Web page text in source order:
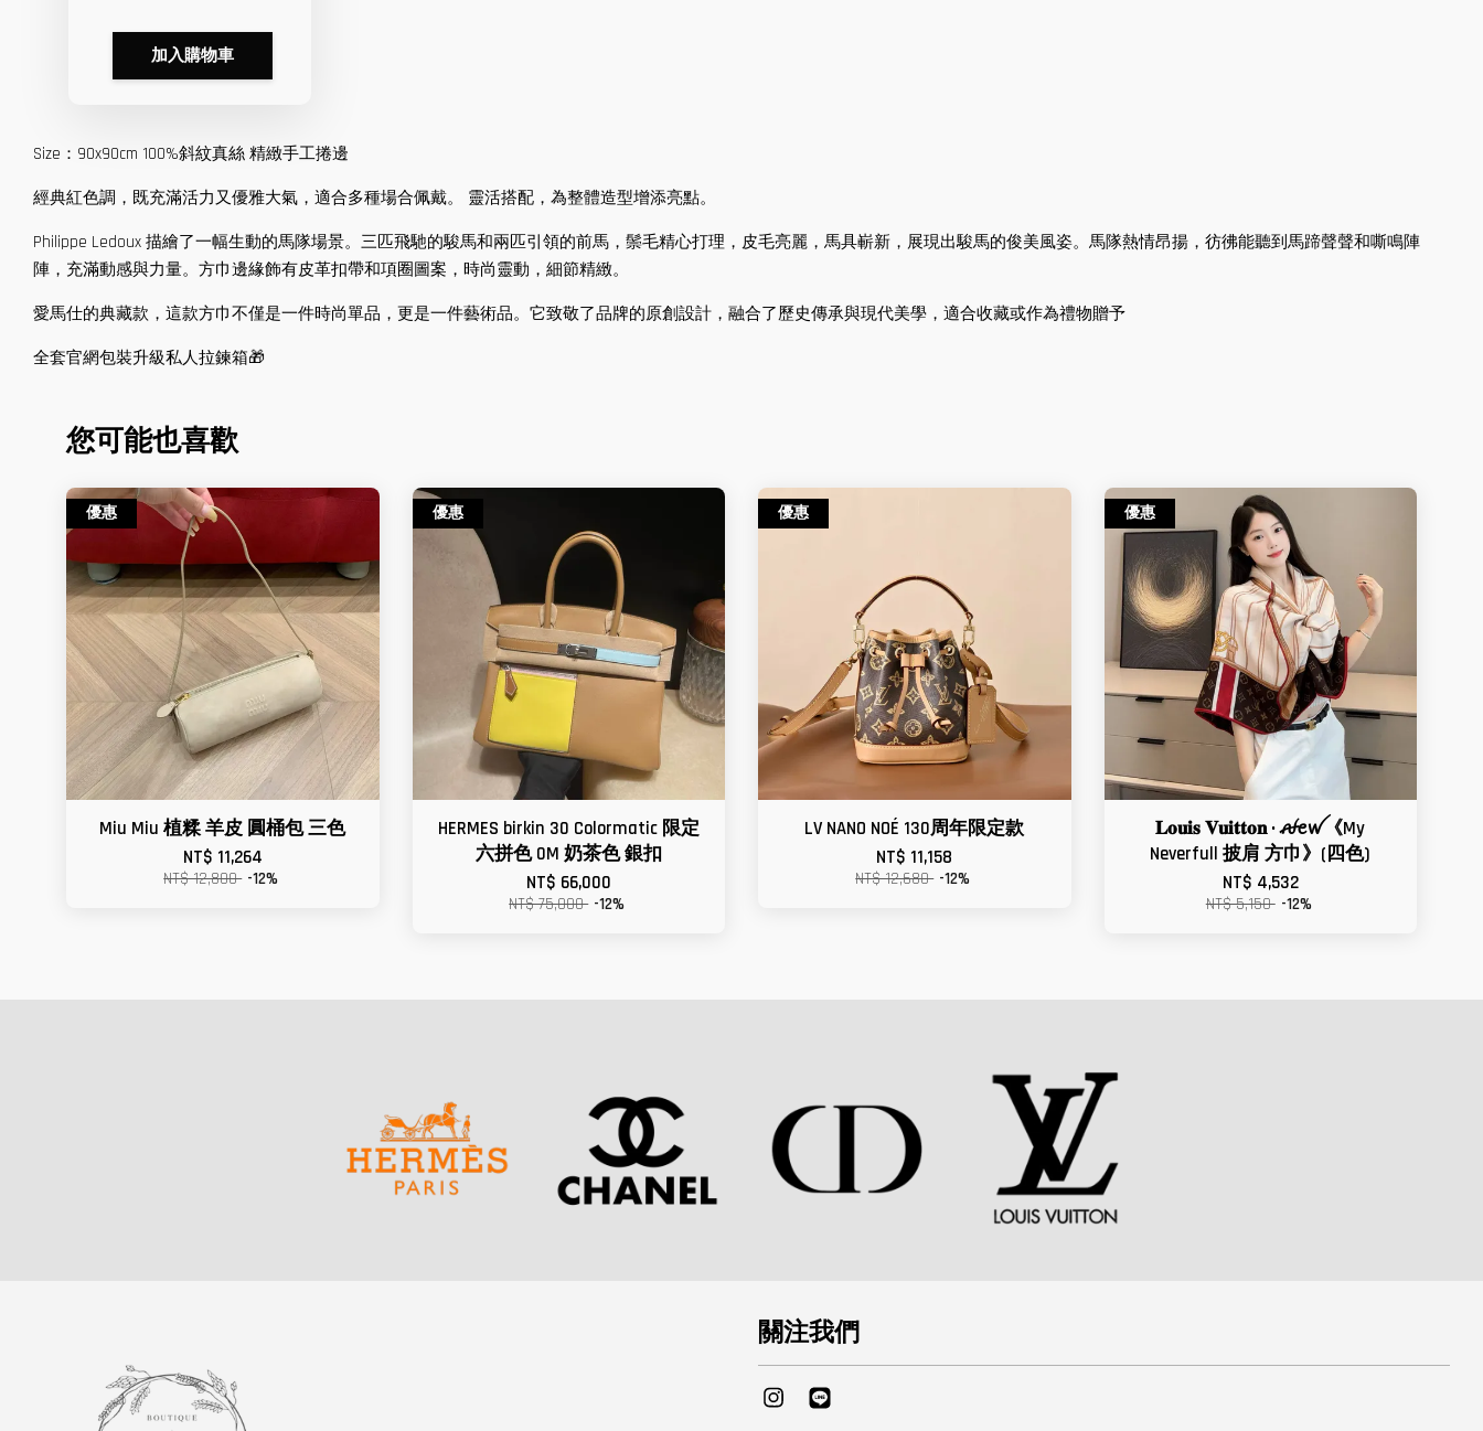
加入購物車
Size：90x90cm 100%斜紋真絲 精緻手工捲邊
經典紅色調，既充滿活力又優雅大氣，適合多種場合佩戴。 靈活搭配，為整體造型增添亮點。
Philippe Ledoux 描繪了一幅生動的馬隊場景。三匹飛馳的駿馬和兩匹引領的前馬，鬃毛精心打理，皮毛亮麗，馬具嶄新，展現出駿馬的俊美風姿。馬隊熱情昂揚，彷彿能聽到馬蹄聲聲和嘶鳴陣
陣，充滿動感與力量。方巾邊緣飾有皮革扣帶和項圈圖案，時尚靈動，細節精緻。
愛馬仕的典藏款，這款方巾不僅是一件時尚單品，更是一件藝術品。它致敬了品牌的原創設計，融合了歷史傳承與現代美學，適合收藏或作為禮物贈予
全套官網包裝升級私人拉鍊箱🎁
您可能也喜歡
優惠
Miu Miu 植糅 羊皮 圓桶包 三色
NT$ 11,264
NT$ 12,800 -12%
優惠
HERMES birkin 30 Colormatic 限定
六拼色 0M 奶茶色 銀扣
NT$ 66,000
NT$ 75,000 -12%
優惠
LV NANO NOÉ 130周年限定款
NT$ 11,158
NT$ 12,680 -12%
優惠
𝐋𝐨𝐮𝐢𝐬 𝐕𝐮𝐢𝐭𝐭𝐨𝐧 • ꫛꫀꪝ《My
Neverfull 披肩 方巾》(四色)
NT$ 4,532
NT$ 5,150 -12%
關注我們
Instagram